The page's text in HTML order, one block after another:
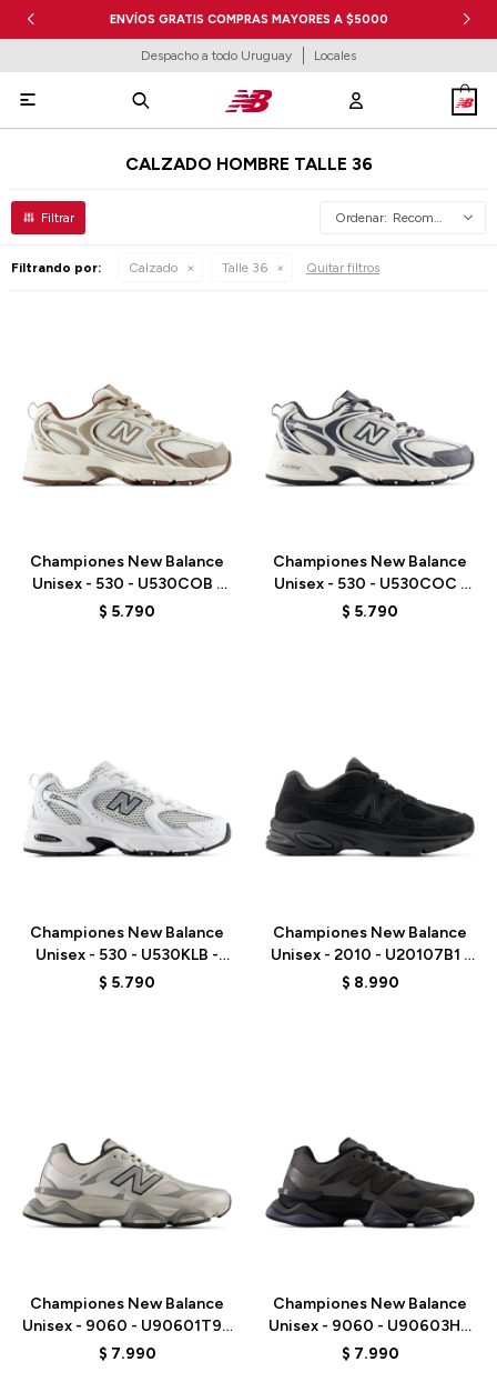
ENVÍOS GRATIS COMPRAS MAYORES A $5000
Despacho a todo Uruguay Locales

CALZADO HOMBRE TALLE 36
Recomendados
Filtrando por: Calzado Talle 36 Quitar filtros
Championes New Balance
Unisex - 530 - U530COB -
WHITE
$ 5.790
Championes New Balance
Unisex - 530 - U530COC -
WHITE
$ 5.790
Championes New Balance
Unisex - 530 - U530KLB -
WHITE
$ 5.790
Championes New Balance
Unisex - 2010 - U20107B1 -
BLACK
$ 8.990
Championes New Balance
Unisex - 9060 - U90601T9 -
GREY
$ 7.990
Championes New Balance
Unisex - 9060 - U90603HG
- BLACK
$ 7.990